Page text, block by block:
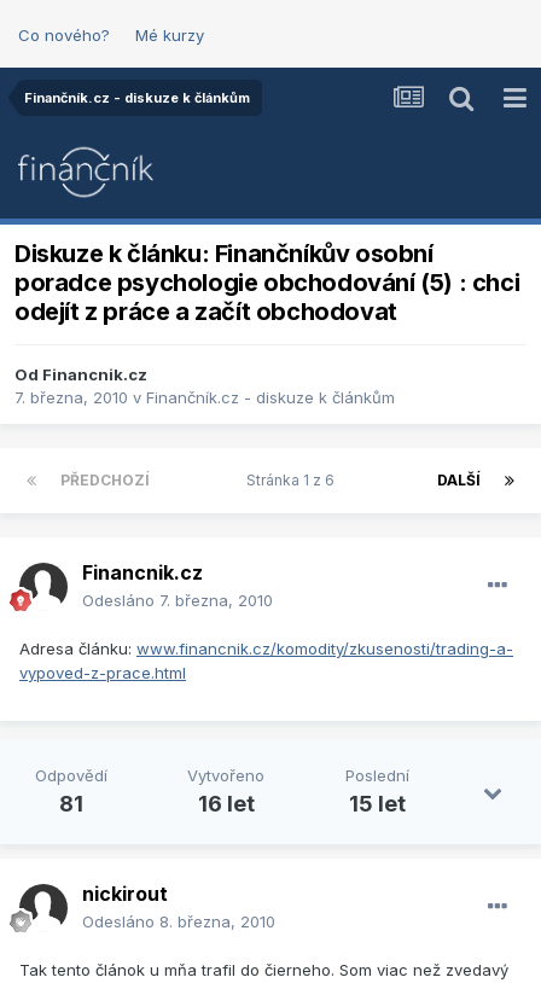
Co nového? Mé kurzy
Finančník.cz - diskuze k článkům
Diskuze k článku: Finančníkův osobní
poradce psychologie obchodování (5) : chci
odejít z práce a začít obchodovat
Od Financnik.cz
7. března, 2010 v Finančník.cz - diskuze k článkům
PŘEDCHOZÍ DALŠÍ
Stránka 1 z 6
Financnik.cz
Odesláno 7. března, 2010
Adresa článku: www.financnik.cz/komodity/zkusenosti/trading-a-
vypoved-z-prace.html
Odpovědí
81
Vytvořeno
16 let
Poslední
15 let
nickirout
Odesláno 8. března, 2010
Tak tento článok u mňa trafil do čierneho. Som viac než zvedavý